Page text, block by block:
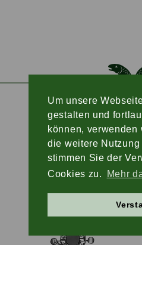
Um unsere
gestalten und
können,
die weitere
stimmen Sie der
Cookies zu.
Mehr